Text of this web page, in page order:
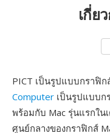
เกี่ย
PICT เป็นรูปแบบกราฟิก
Computer เป็นรูปแบบก
พร้อมกับ Mac รุ่นแรกใน
ศูนย์กลางของกราฟิกส์